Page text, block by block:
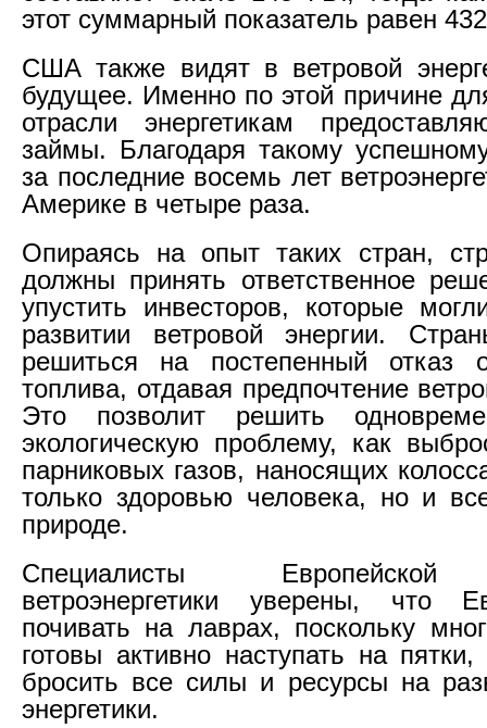
этот суммарный показатель равен
США также видят в ветровой
будущее. Именно по этой причине
отрасли энергетикам
займы. Благодаря такому
за последние восемь лет
Америке в четыре раза.
Опираясь на опыт таких стран,
должны принять ответственное
упустить инвесторов, которые
развитии ветровой энергии.
решиться на постепенный отказ
топлива, отдавая предпочтение
Это позволит решить
экологическую проблему, как
парниковых газов, наносящих
только здоровью человека, но и
природе.
Специалисты Европейской
ветроэнергетики уверены, что
почивать на лаврах, поскольку
готовы активно наступать на
бросить все силы и ресурсы на
энергетики.